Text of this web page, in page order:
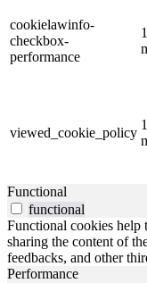
cookielawinfo-
checkbox-
performance
viewed_cookie_policy
Functional
functional
Functional cookies help
sharing the content of
feedbacks, and other
Performance